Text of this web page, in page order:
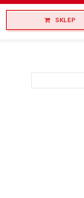
SKLEP